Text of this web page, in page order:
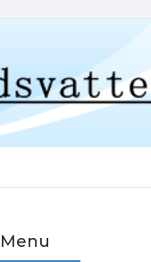
Menu